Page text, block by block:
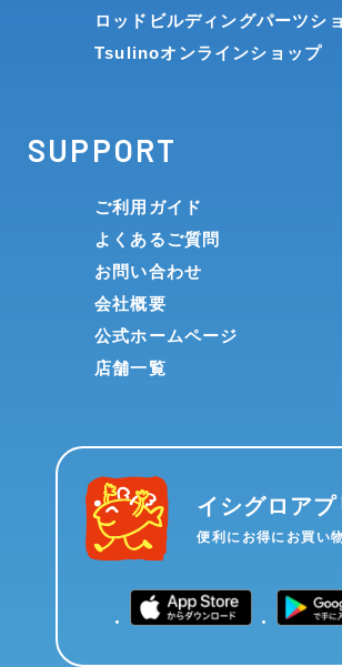
ロッドビルディングパーツシ
Tsulinoオンラインショップ
SUPPORT
ご利用ガイド
よくあるご質問
お問い合わせ
会社概要
公式ホームページ
店舗一覧
イシグロアプ
便利にお得にお買い